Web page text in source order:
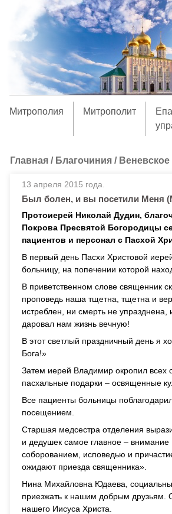
Митрополия Митрополит
Главная / Благочиния / Веневское
13 апреля 2015 года.
Был болен, и вы посетили Меня
Протоиерей Николай Дудин,
Покрова Пресвятой Богородицы
пациентов и персонал с Пасхой
В первый день Пасхи Христовой
больницу, на попечении которой
В приветственном слове священник
проповедь наша тщетна, тщетна и
истреблен, ни смерть не
даровал нам жизнь вечную!
В этот светлый праздничный день я
Бога!»
Затем иерей Владимир окропил всех
пасхальные подарки – освященные
Все пациенты больницы
посещением.
Старшая медсестра отделения
и дедушек самое главное –
соборованием, исповедью и
ожидают приезда священника».
Нина Михайловна Юдаева,
приезжать к нашим добрым друзьям.
нашего Иисуса Христа.